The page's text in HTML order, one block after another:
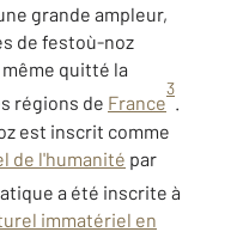
grande ampleur,
de festoù-noz
quitté la
régions de France
3
.
est inscrit comme
de l'humanité par
a été inscrite à
immatériel en